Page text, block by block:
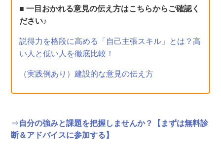
■ 一目おかれる意見の伝え方はこちらからご確認く
ださい♪
説得力を格段に高める「自己主張スキル」とは？高
い人と低い人を徹底比較！
（実践例あり）建設的な意見の伝え方
⇒自分の強みと課題を把握しませんか？【まずは無料診
断＆アドバイスに参加する】